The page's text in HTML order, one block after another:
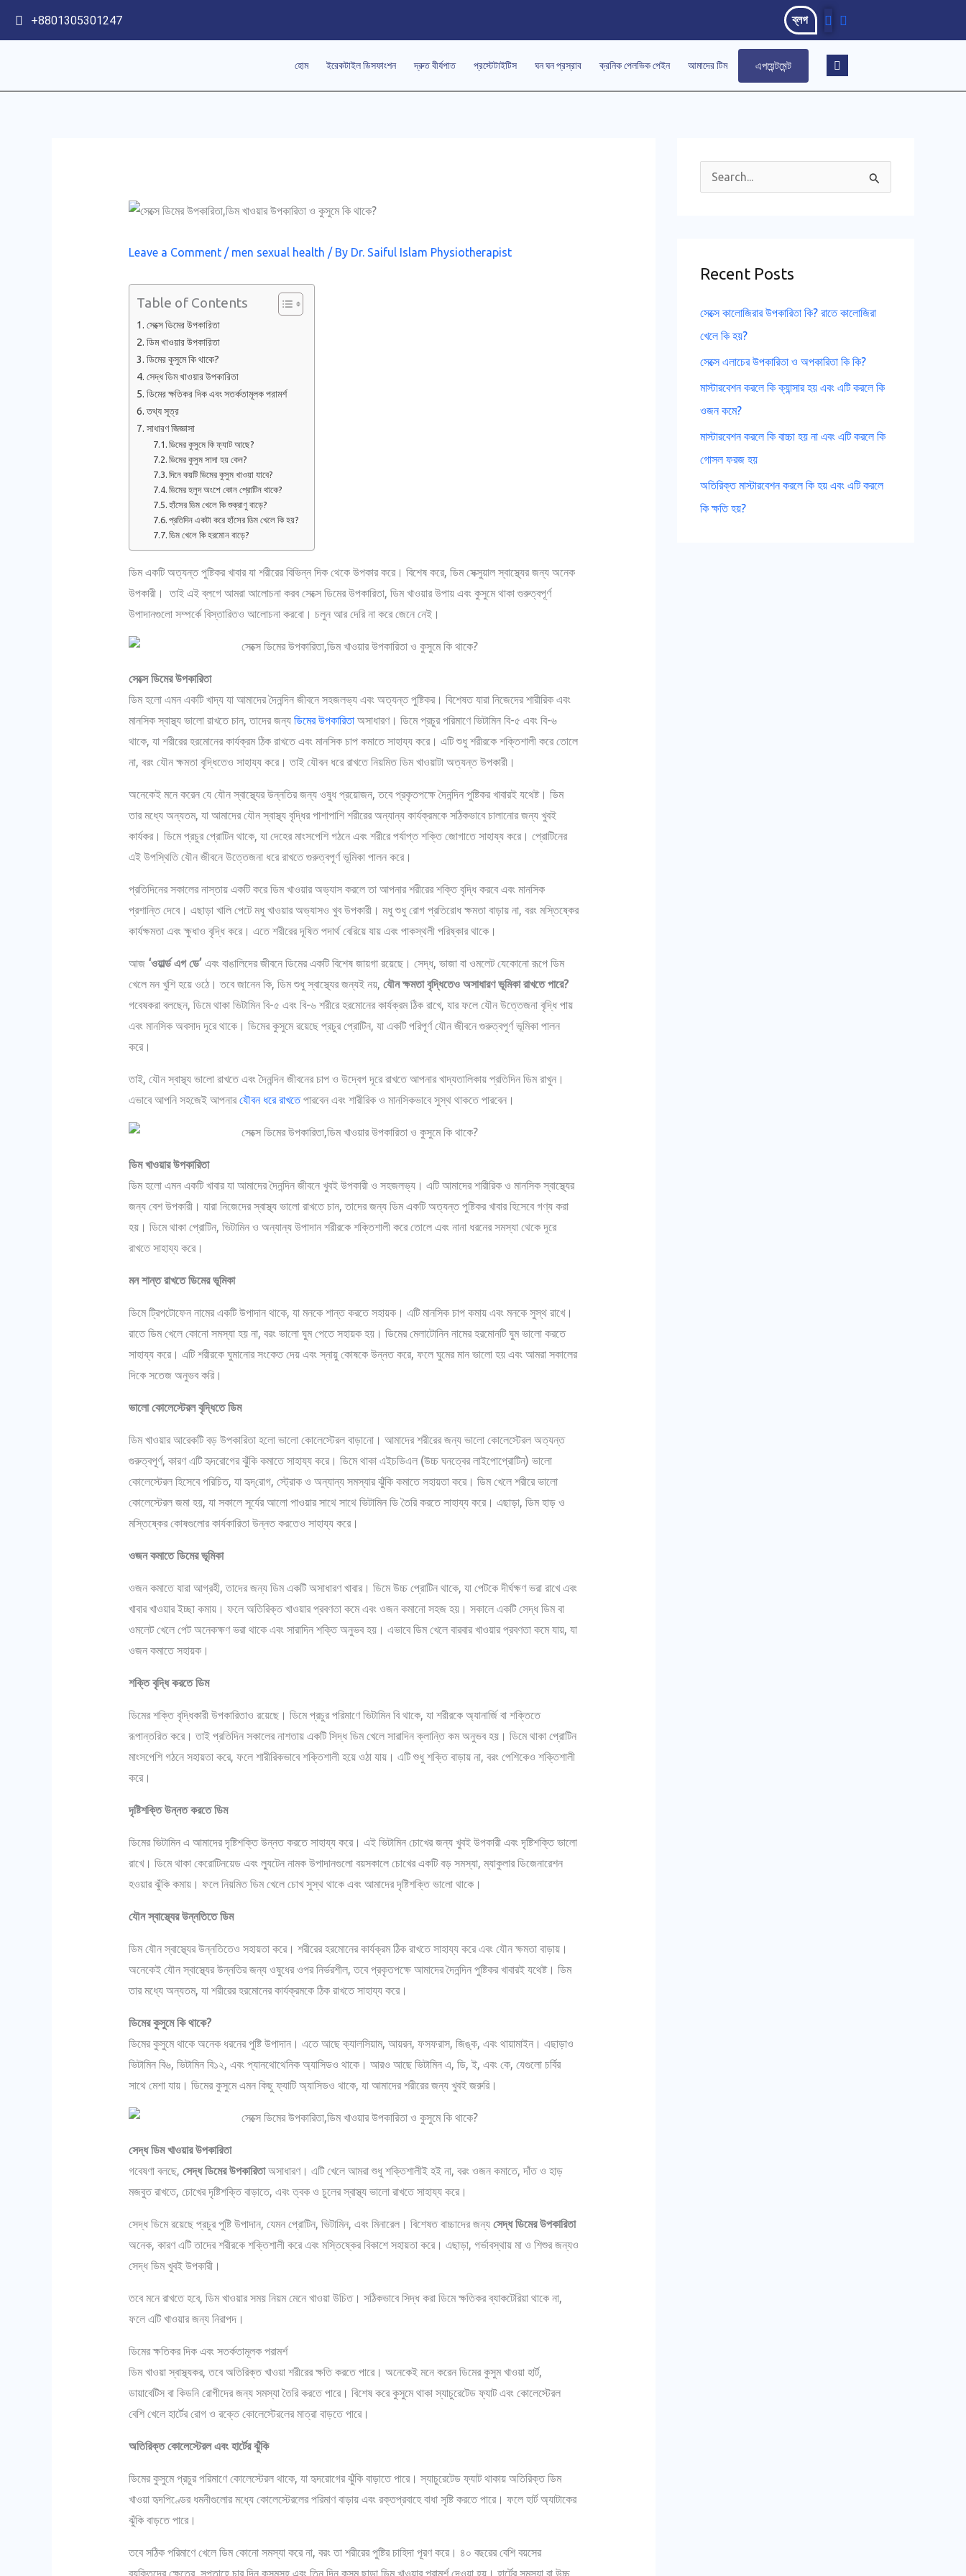
+8801305301247 ব্লগ
হোম ইরেকটাইল ডিসফাংশন দ্রুত বীর্যপাত প্রস্টেটাইটিস ঘন ঘন প্রস্রাব ক্রনিক পেলভিক পেইন আমাদের টিম এপয়েন্টমেন্ট
Leave a Comment / men sexual health / By Dr. Saiful Islam Physiotherapist
Table of Contents
সেক্সে ডিমের উপকারিতা
ডিম খাওয়ার উপকারিতা
ডিমের কুসুমে কি থাকে?
সেদ্ধ ডিম খাওয়ার উপকারিতা
ডিমের ক্ষতিকর দিক এবং সতর্কতামূলক পরামর্শ
তথ্য সূত্র
সাধারণ জিজ্ঞাসা
ডিমের কুসুমে কি ফ্যাট আছে?
ডিমের কুসুম সাদা হয় কেন?
দিনে কয়টি ডিমের কুসুম খাওয়া যাবে?
ডিমের হলুদ অংশে কোন প্রোটিন থাকে?
হাঁসের ডিম খেলে কি শুক্রাণু বাড়ে?
প্রতিদিন একটা করে হাঁসের ডিম খেলে কি হয়?
ডিম খেলে কি হরমোন বাড়ে?
ডিম একটি অত্যন্ত পুষ্টিকর খাবার যা শরীরের বিভিন্ন দিক থেকে উপকার করে। বিশেষ করে, ডিম সেক্সুয়াল স্বাস্থ্যের জন্য অনেক
উপকারী। তাই এই ব্লগে আমরা আলোচনা করব সেক্সে ডিমের উপকারিতা, ডিম খাওয়ার উপায় এবং কুসুমে থাকা গুরুত্বপূর্ণ
উপাদানগুলো সম্পর্কে বিস্তারিতও আলোচনা করবো। চলুন আর দেরি না করে জেনে নেই।
সেক্সে ডিমের উপকারিতা
ডিম হলো এমন একটি খাদ্য যা আমাদের দৈনন্দিন জীবনে সহজলভ্য এবং অত্যন্ত পুষ্টিকর। বিশেষত যারা নিজেদের শারীরিক এবং
মানসিক স্বাস্থ্য ভালো রাখতে চান, তাদের জন্য ডিমের উপকারিতাঅসাধারণ। ডিমে প্রচুর পরিমাণে ভিটামিন বি-৫ এবং বি-৬
থাকে, যা শরীরের হরমোনের কার্যক্রম ঠিক রাখতে এবং মানসিক চাপ কমাতে সাহায্য করে। এটি শুধু শরীরকে শক্তিশালী করে তোলে
না, বরং যৌন ক্ষমতা বৃদ্ধিতেও সাহায্য করে। তাই যৌবন ধরে রাখতে নিয়মিত ডিম খাওয়াটা অত্যন্ত উপকারী।
অনেকেই মনে করেন যে যৌন স্বাস্থ্যের উন্নতির জন্য ওষুধ প্রয়োজন, তবে প্রকৃতপক্ষে দৈনন্দিন পুষ্টিকর খাবারই যথেষ্ট। ডিম
তার মধ্যে অন্যতম, যা আমাদের যৌন স্বাস্থ্য বৃদ্ধির পাশাপাশি শরীরের অন্যান্য কার্যক্রমকে সঠিকভাবে চালানোর জন্য খুবই
কার্যকর। ডিমে প্রচুর প্রোটিন থাকে, যা দেহের মাংসপেশি গঠনে এবং শরীরে পর্যাপ্ত শক্তি জোগাতে সাহায্য করে। প্রোটিনের
এই উপস্থিতি যৌন জীবনে উত্তেজনা ধরে রাখতে গুরুত্বপূর্ণ ভূমিকা পালন করে।
প্রতিদিনের সকালের নাস্তায় একটি করে ডিম খাওয়ার অভ্যাস করলে তা আপনার শরীরের শক্তি বৃদ্ধি করবে এবং মানসিক
প্রশান্তি দেবে। এছাড়া খালি পেটে মধু খাওয়ার অভ্যাসও খুব উপকারী। মধু শুধু রোগ প্রতিরোধ ক্ষমতা বাড়ায় না, বরং মস্তিষ্কের
কার্যক্ষমতা এবং ক্ষুধাও বৃদ্ধি করে। এতে শরীরের দূষিত পদার্থ বেরিয়ে যায় এবং পাকস্থলী পরিষ্কার থাকে।
আজ ‘ওয়ার্ল্ড এগ ডে’এবং বাঙালিদের জীবনে ডিমের একটি বিশেষ জায়গা রয়েছে। সেদ্ধ, ভাজা বা ওমলেট যেকোনো রূপে ডিম
খেলে মন খুশি হয়ে ওঠে। তবে জানেন কি, ডিম শুধু স্বাস্থ্যের জন্যই নয়, যৌন ক্ষমতা বৃদ্ধিতেও অসাধারণ ভূমিকা রাখতে পারে?
গবেষকরা বলছেন, ডিমে থাকা ভিটামিন বি-৫ এবং বি-৬ শরীরে হরমোনের কার্যক্রম ঠিক রাখে, যার ফলে যৌন উত্তেজনা বৃদ্ধি পায়
এবং মানসিক অবসাদ দূরে থাকে। ডিমের কুসুমে রয়েছে প্রচুর প্রোটিন, যা একটি পরিপূর্ণ যৌন জীবনে গুরুত্বপূর্ণ ভূমিকা পালন
করে।
তাই, যৌন স্বাস্থ্য ভালো রাখতে এবং দৈনন্দিন জীবনের চাপ ও উদ্বেগ দূরে রাখতে আপনার খাদ্যতালিকায় প্রতিদিন ডিম রাখুন।
এভাবে আপনি সহজেই আপনারযৌবন ধরে রাখতেপারবেন এবং শারীরিক ও মানসিকভাবে সুস্থ থাকতে পারবেন।
ডিম খাওয়ার উপকারিতা
ডিম হলো এমন একটি খাবার যা আমাদের দৈনন্দিন জীবনে খুবই উপকারী ও সহজলভ্য। এটি আমাদের শারীরিক ও মানসিক স্বাস্থ্যের
জন্য বেশ উপকারী। যারা নিজেদের স্বাস্থ্য ভালো রাখতে চান, তাদের জন্য ডিম একটি অত্যন্ত পুষ্টিকর খাবার হিসেবে গণ্য করা
হয়। ডিমে থাকা প্রোটিন, ভিটামিন ও অন্যান্য উপাদান শরীরকে শক্তিশালী করে তোলে এবং নানা ধরনের সমস্যা থেকে দূরে
রাখতে সাহায্য করে।
মন শান্ত রাখতে ডিমের ভূমিকা
ডিমে ট্রিপটোফেন নামের একটি উপাদান থাকে, যা মনকে শান্ত করতে সহায়ক। এটি মানসিক চাপ কমায় এবং মনকে সুস্থ রাখে।
রাতে ডিম খেলে কোনো সমস্যা হয় না, বরং ভালো ঘুম পেতে সহায়ক হয়। ডিমের মেলাটোনিন নামের হরমোনটি ঘুম ভালো করতে
সাহায্য করে। এটি শরীরকে ঘুমানোর সংকেত দেয় এবং স্নায়ু কোষকে উন্নত করে, ফলে ঘুমের মান ভালো হয় এবং আমরা সকালের
দিকে সতেজ অনুভব করি।
ভালো কোলেস্টেরল বৃদ্ধিতে ডিম
ডিম খাওয়ার আরেকটি বড় উপকারিতা হলো ভালো কোলেস্টেরল বাড়ানো। আমাদের শরীরের জন্য ভালো কোলেস্টেরল অত্যন্ত
গুরুত্বপূর্ণ, কারণ এটি হৃদরোগের ঝুঁকি কমাতে সাহায্য করে। ডিমে থাকা এইচডিএল (উচ্চ ঘনত্বের লাইপোপ্রোটিন) ভালো
কোলেস্টেরল হিসেবে পরিচিত, যা হৃদ্‌রোগ, স্ট্রোক ও অন্যান্য সমস্যার ঝুঁকি কমাতে সহায়তা করে। ডিম খেলে শরীরে ভালো
কোলেস্টেরল জমা হয়, যা সকালে সূর্যের আলো পাওয়ার সাথে সাথে ভিটামিন ডি তৈরি করতে সাহায্য করে। এছাড়া, ডিম হাড় ও
মস্তিষ্কের কোষগুলোর কার্যকারিতা উন্নত করতেও সাহায্য করে।
ওজন কমাতে ডিমের ভূমিকা
ওজন কমাতে যারা আগ্রহী, তাদের জন্য ডিম একটি অসাধারণ খাবার। ডিমে উচ্চ প্রোটিন থাকে, যা পেটকে দীর্ঘক্ষণ ভরা রাখে এবং
খাবার খাওয়ার ইচ্ছা কমায়। ফলে অতিরিক্ত খাওয়ার প্রবণতা কমে এবং ওজন কমানো সহজ হয়। সকালে একটি সেদ্ধ ডিম বা
ওমলেট খেলে পেট অনেকক্ষণ ভরা থাকে এবং সারাদিন শক্তি অনুভব হয়। এভাবে ডিম খেলে বারবার খাওয়ার প্রবণতা কমে যায়, যা
ওজন কমাতে সহায়ক।
শক্তি বৃদ্ধি করতে ডিম
ডিমের শক্তি বৃদ্ধিকারী উপকারিতাও রয়েছে। ডিমে প্রচুর পরিমাণে ভিটামিন বি থাকে, যা শরীরকে অ্যানার্জি বা শক্তিতে
রূপান্তরিত করে। তাই প্রতিদিন সকালের নাশতায় একটি সিদ্ধ ডিম খেলে সারাদিন ক্লান্তি কম অনুভব হয়। ডিমে থাকা প্রোটিন
মাংসপেশি গঠনে সহায়তা করে, ফলে শারীরিকভাবে শক্তিশালী হয়ে ওঠা যায়। এটি শুধু শক্তি বাড়ায় না, বরং পেশিকেও শক্তিশালী
করে।
দৃষ্টিশক্তি উন্নত করতে ডিম
ডিমের ভিটামিন এ আমাদের দৃষ্টিশক্তি উন্নত করতে সাহায্য করে। এই ভিটামিন চোখের জন্য খুবই উপকারী এবং দৃষ্টিশক্তি ভালো
রাখে। ডিমে থাকা কেরোটিনয়েড এবং ল্যুটেন নামক উপাদানগুলো বয়সকালে চোখের একটি বড় সমস্যা, ম্যাকুলার ডিজেনারেশন
হওয়ার ঝুঁকি কমায়। ফলে নিয়মিত ডিম খেলে চোখ সুস্থ থাকে এবং আমাদের দৃষ্টিশক্তি ভালো থাকে।
যৌন স্বাস্থ্যের উন্নতিতে ডিম
ডিম যৌন স্বাস্থ্যের উন্নতিতেও সহায়তা করে। শরীরের হরমোনের কার্যক্রম ঠিক রাখতে সাহায্য করে এবং যৌন ক্ষমতা বাড়ায়।
অনেকেই যৌন স্বাস্থ্যের উন্নতির জন্য ওষুধের ওপর নির্ভরশীল, তবে প্রকৃতপক্ষে আমাদের দৈনন্দিন পুষ্টিকর খাবারই যথেষ্ট। ডিম
তার মধ্যে অন্যতম, যা শরীরের হরমোনের কার্যক্রমকে ঠিক রাখতে সাহায্য করে।
ডিমের কুসুমে কি থাকে?
ডিমের কুসুমে থাকে অনেক ধরনের পুষ্টি উপাদান। এতে আছে ক্যালসিয়াম, আয়রন, ফসফরাস, জিঙ্ক, এবং থায়ামাইন। এছাড়াও
ভিটামিন বি৬, ভিটামিন বি১২, এবং প্যানথোথেনিক অ্যাসিডও থাকে। আরও আছে ভিটামিন এ, ডি, ই, এবং কে, যেগুলো চর্বির
সাথে মেশা যায়। ডিমের কুসুমে এমন কিছু ফ্যাটি অ্যাসিডও থাকে, যা আমাদের শরীরের জন্য খুবই জরুরি।
সেদ্ধ ডিম খাওয়ার উপকারিতা
গবেষণা বলছে, সেদ্ধ ডিমের উপকারিতাঅসাধারণ। এটি খেলে আমরা শুধু শক্তিশালীই হই না, বরং ওজন কমাতে, দাঁত ও হাড়
মজবুত রাখতে, চোখের দৃষ্টিশক্তি বাড়াতে, এবং ত্বক ও চুলের স্বাস্থ্য ভালো রাখতে সাহায্য করে।
সেদ্ধ ডিমে রয়েছে প্রচুর পুষ্টি উপাদান, যেমন প্রোটিন, ভিটামিন, এবং মিনারেল। বিশেষত বাচ্চাদের জন্য সেদ্ধ ডিমের উপকারিতা
অনেক, কারণ এটি তাদের শরীরকে শক্তিশালী করে এবং মস্তিষ্কের বিকাশে সহায়তা করে। এছাড়া, গর্ভাবস্থায় মা ও শিশুর জন্যও
সেদ্ধ ডিম খুবই উপকারী।
তবে মনে রাখতে হবে, ডিম খাওয়ার সময় নিয়ম মেনে খাওয়া উচিত। সঠিকভাবে সিদ্ধ করা ডিমে ক্ষতিকর ব্যাকটেরিয়া থাকে না,
ফলে এটি খাওয়ার জন্য নিরাপদ।
ডিমের ক্ষতিকর দিক এবং সতর্কতামূলক পরামর্শ
ডিম খাওয়া স্বাস্থ্যকর, তবে অতিরিক্ত খাওয়া শরীরের ক্ষতি করতে পারে। অনেকেই মনে করেন ডিমের কুসুম খাওয়া হার্ট,
ডায়াবেটিস বা কিডনি রোগীদের জন্য সমস্যা তৈরি করতে পারে। বিশেষ করে কুসুমে থাকা স্যাচুরেটেড ফ্যাট এবং কোলেস্টেরল
বেশি খেলে হার্টের রোগ ও রক্তে কোলেস্টেরলের মাত্রা বাড়তে পারে।
অতিরিক্ত কোলেস্টেরল এবং হার্টের ঝুঁকি
ডিমের কুসুমে প্রচুর পরিমাণে কোলেস্টেরল থাকে, যা হৃদরোগের ঝুঁকি বাড়াতে পারে। স্যাচুরেটেড ফ্যাট থাকায় অতিরিক্ত ডিম
খাওয়া হৃদপিণ্ডের ধমনীগুলোর মধ্যে কোলেস্টেরলের পরিমাণ বাড়ায় এবং রক্তপ্রবাহে বাধা সৃষ্টি করতে পারে। ফলে হার্ট অ্যাটাকের
ঝুঁকি বাড়তে পারে।
তবে সঠিক পরিমাণে খেলে ডিম কোনো সমস্যা করে না, বরং তা শরীরের পুষ্টির চাহিদা পূরণ করে। ৪০ বছরের বেশি বয়সের
ব্যক্তিদের ক্ষেত্রে, সপ্তাহে চার দিন কুসুমসহ এবং তিন দিন কুসুম ছাড়া ডিম খাওয়ার পরামর্শ দেওয়া হয়। হার্টের সমস্যা বা উচ্চ
c
f
o
r
:
Recent Posts
সেক্সে কালোজিরার উপকারিতা কি? রাতে কালোজিরা
খেলে কি হয়?
সেক্সে এলাচের উপকারিতা ও অপকারিতা কি কি?
মাস্টারবেশন করলে কি ক্যান্সার হয় এবং এটি করলে কি
ওজন কমে?
মাস্টারবেশন করলে কি বাচ্চা হয় না এবং এটি করলে কি
গোসল ফরজ হয়
অতিরিক্ত মাস্টারবেশন করলে কি হয় এবং এটি করলে
কি ক্ষতি হয়?